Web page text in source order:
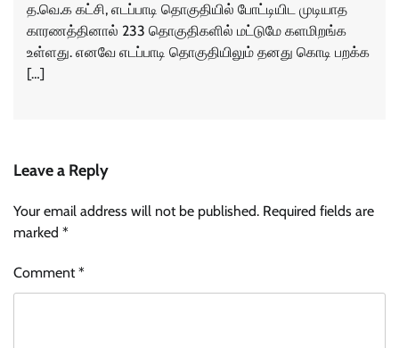
த.வெ.க கட்சி, எடப்பாடி தொகுதியில் போட்டியிட முடியாத
காரணத்தினால் 233 தொகுதிகளில் மட்டுமே களமிறங்க
உள்ளது. எனவே எடப்பாடி தொகுதியிலும் தனது கொடி பறக்க
[…]
Leave a Reply
Your email address will not be published. Required fields are
marked *
Comment*